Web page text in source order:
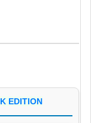
EDITION